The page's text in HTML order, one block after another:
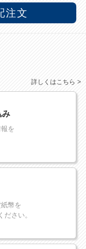
注文
詳しくはこちら >
み
を
幣を
さい。